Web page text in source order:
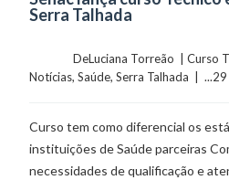
Serra Talhada
	    	DeLuciana Torreão  |
Curso
Notícias, Saúde, Serra Talhada
|
Curso tem como diferencial os
instituições de Saúde parceiras
necessidades de qualificação e